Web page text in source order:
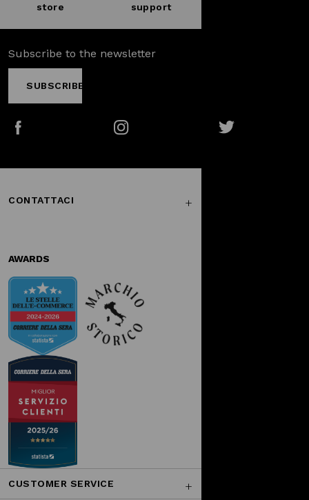
store
support
Subscribe to the newsletter
SUBSCRIBE
CONTATTACI
AWARDS
CUSTOMER SERVICE